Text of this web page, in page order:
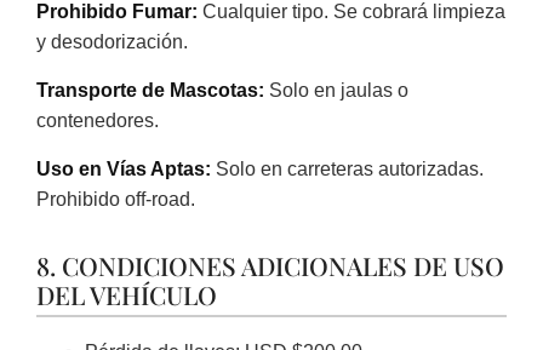
Prohibido Fumar: Cualquier tipo. Se cobrará limpieza
y desodorización.
Transporte de Mascotas: Solo en jaulas o
contenedores.
Uso en Vías Aptas: Solo en carreteras autorizadas.
Prohibido off-road.
8. CONDICIONES ADICIONALES DE USO
DEL VEHÍCULO